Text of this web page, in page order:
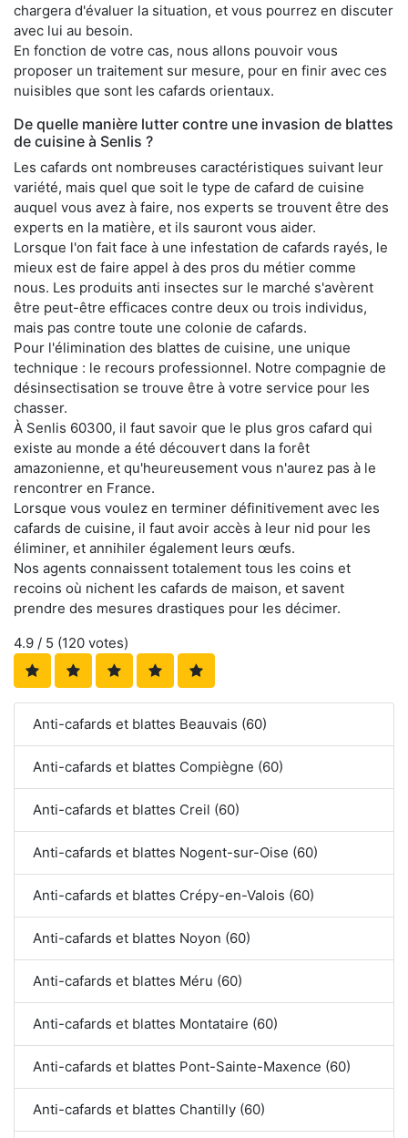
chargera d'évaluer la situation, et vous pourrez en discuter
avec lui au besoin.
En fonction de votre cas, nous allons pouvoir vous
proposer un traitement sur mesure, pour en finir avec ces
nuisibles que sont les cafards orientaux.
De quelle manière lutter contre une invasion de blattes
de cuisine à Senlis ?
Les cafards ont nombreuses caractéristiques suivant leur
variété, mais quel que soit le type de cafard de cuisine
auquel vous avez à faire, nos experts se trouvent être des
experts en la matière, et ils sauront vous aider.
Lorsque l'on fait face à une infestation de cafards rayés, le
mieux est de faire appel à des pros du métier comme
nous. Les produits anti insectes sur le marché s'avèrent
être peut-être efficaces contre deux ou trois individus,
mais pas contre toute une colonie de cafards.
Pour l'élimination des blattes de cuisine, une unique
technique : le recours professionnel. Notre compagnie de
désinsectisation se trouve être à votre service pour les
chasser.
À Senlis 60300, il faut savoir que le plus gros cafard qui
existe au monde a été découvert dans la forêt
amazonienne, et qu'heureusement vous n'aurez pas à le
rencontrer en France.
Lorsque vous voulez en terminer définitivement avec les
cafards de cuisine, il faut avoir accès à leur nid pour les
éliminer, et annihiler également leurs œufs.
Nos agents connaissent totalement tous les coins et
recoins où nichent les cafards de maison, et savent
prendre des mesures drastiques pour les décimer.
4.9 / 5 (120 votes)
Anti-cafards et blattes Beauvais (60)
Anti-cafards et blattes Compiègne (60)
Anti-cafards et blattes Creil (60)
Anti-cafards et blattes Nogent-sur-Oise (60)
Anti-cafards et blattes Crépy-en-Valois (60)
Anti-cafards et blattes Noyon (60)
Anti-cafards et blattes Méru (60)
Anti-cafards et blattes Montataire (60)
Anti-cafards et blattes Pont-Sainte-Maxence (60)
Anti-cafards et blattes Chantilly (60)